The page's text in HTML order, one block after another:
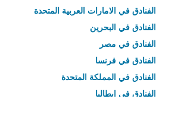
الفنادق في الامارات العربية المتحدة
الفنادق في البحرين
الفنادق في مصر
الفنادق في فرنسا
الفنادق في المملكة المتحدة
الفنادق في إيطاليا